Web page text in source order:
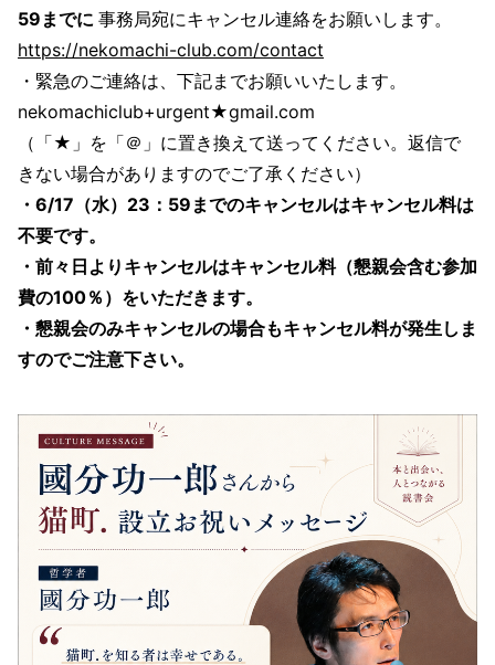
59までに 事務局宛にキャンセル連絡をお願いします。
https://nekomachi-club.com/contact
・緊急のご連絡は、下記までお願いいたします。
nekomachiclub+urgent★gmail.com
（「★」を「＠」に置き換えて送ってください。返信で
きない場合がありますのでご了承ください）
・6/17（水）23：59までのキャンセルはキャンセル料は
不要です。
・前々日よりキャンセルはキャンセル料（懇親会含む参加
費の100％）をいただきます。
・懇親会のみキャンセルの場合もキャンセル料が発生しま
すのでご注意下さい。